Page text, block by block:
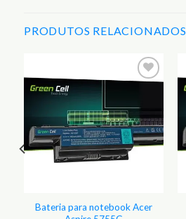
PRODUTOS RELACIONADOS
Favoritos
Bateria para notebook Acer